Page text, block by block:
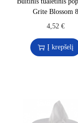
Grite Blossom 8
4,52 €
Į krepšelį